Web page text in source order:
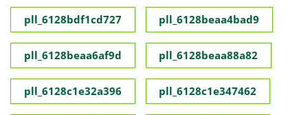
pll_6128bdf1cd727 pll_6128beaa4bad9
pll_6128beaa6af9d pll_6128beaa88a82
pll_6128c1e32a396 pll_6128c1e347462